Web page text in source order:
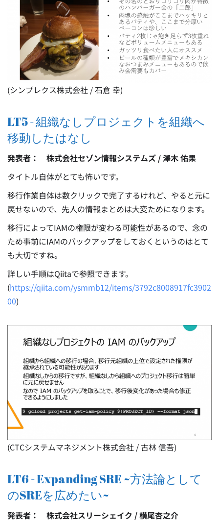
(シンプレクス株式会社 / 石倉 幸)
LT5 - 組織なしプロジェクトを組織へ
移動したはなし
発表者： 株式会社セゾン情報システムズ / 澤木 佑果
タイトル自体がとても怖いです。
移行作業自体は数クリックで完了するけれど、やると元に
戻せないので、先人の情報まとめは大変ためになります。
移行によってIAMの権限が変わる可能性があるので、念の
ため事前にIAMのバックアップをしておくというのはとて
も大切ですね。
詳しい手順はQiitaで参照できます。
(https://qiita.com/ysmmb12/items/3792c8008917fc3902
00)
(CTCシステムマネジメント株式会社 / 古林 信吾)
LT6 - Expanding SRE ~方法論として
のSREを広めたい~
発表者： 株式会社スリーシェイク / 横尾杏之介